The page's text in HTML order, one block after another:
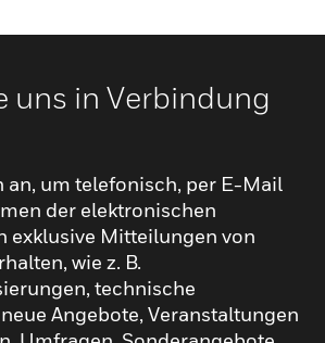
uns in Verbindung
an, um telefonisch, per E-Mail
der elektronischen
exklusive Mitteilungen von
wie z. B.
technische
Angebote, Veranstaltungen